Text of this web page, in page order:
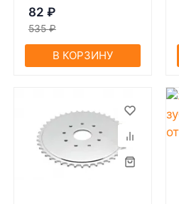
82 ₽
535 ₽
В КОРЗИНУ